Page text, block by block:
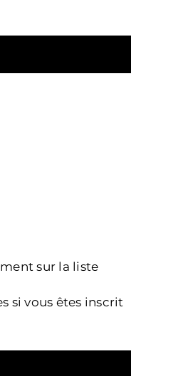
sur la liste
si vous êtes inscrit